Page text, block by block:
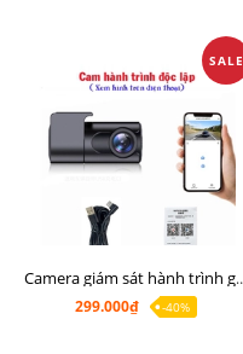
SALE
Camera giám sát hành trình giá rẻ,
299.000₫
-40%